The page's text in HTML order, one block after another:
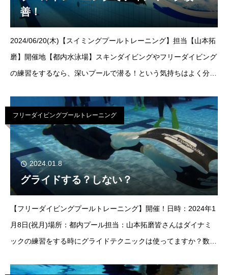
善！
2024/06/20(木)【スイミングプールトレーニング】担当【山本拓
磨】開催地【都内水泳場】スキンダイビングやフリーダイビング
の練習をするなら、深いプールで潜る！という気持ちはよく分か
潜る練習をしますよね。
フリーダイビングプールトレーニング
2024.01.8
グライドする？しない？
【フリーダイビングプールトレーニング】開催！日時：2024年1
月8日(祝月)場所：都内プール担当：山本拓磨皆さんはダイナミ
ックの練習をする時にグライドテクニックは使ってますか？数回